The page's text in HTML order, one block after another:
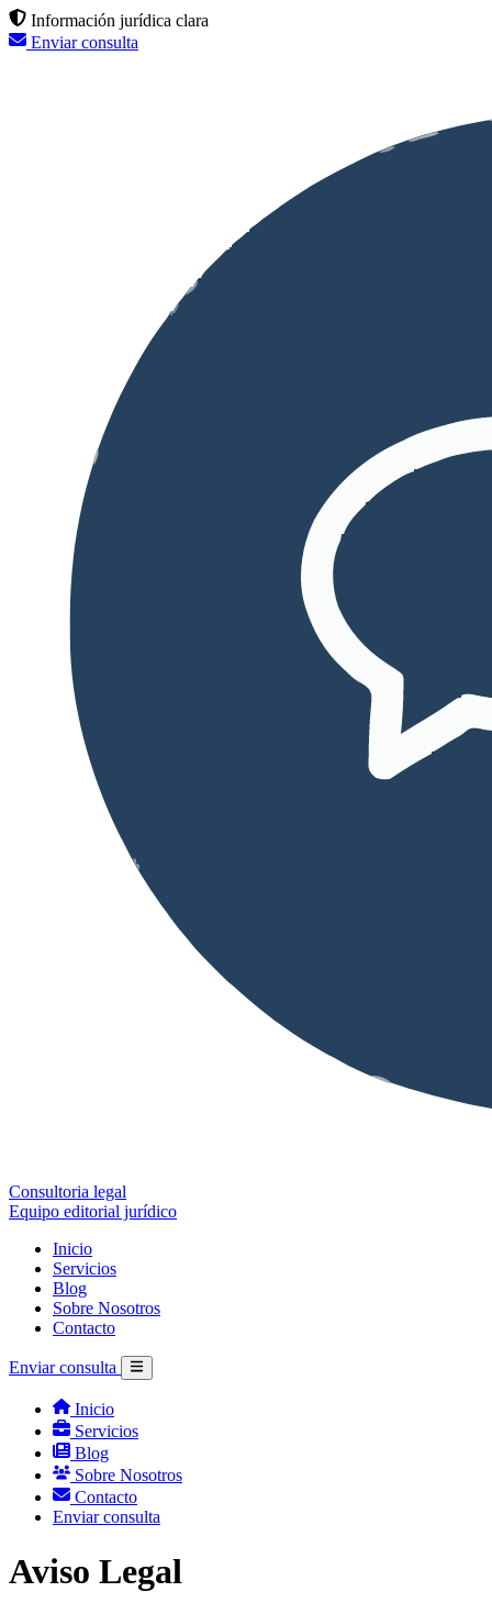
Información jurídica clara
Enviar consulta
Consultoria legal
Equipo editorial jurídico
Inicio
Servicios
Blog
Sobre Nosotros
Contacto
Enviar consulta
Inicio
Servicios
Blog
Sobre Nosotros
Contacto
Enviar consulta
Aviso Legal